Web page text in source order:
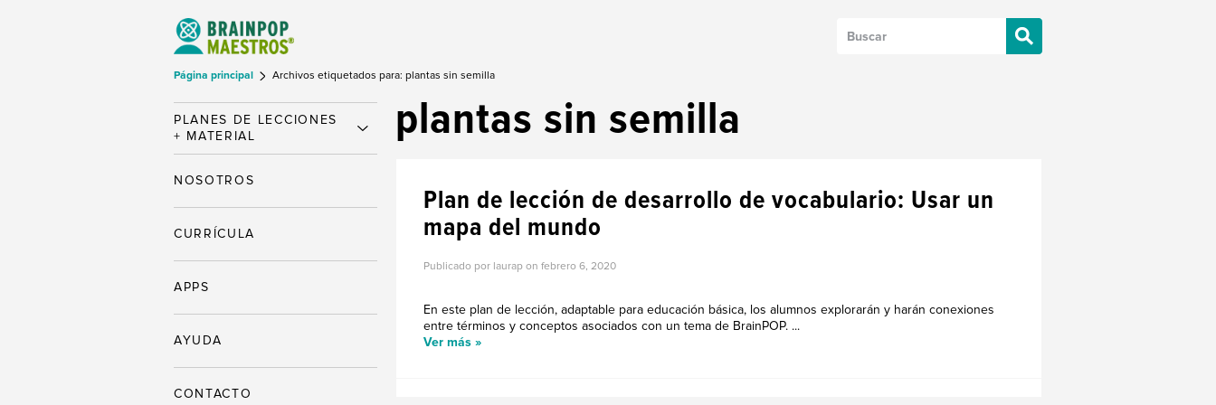
Página principal Archivos etiquetados para: plantas sin semilla
plantas sin semilla
Plan de lección de desarrollo de vocabulario: Usar un
mapa del mundo
Publicado por laurap on febrero 6, 2020
En este plan de lección, adaptable para educación básica, los alumnos explorarán y harán conexiones
entre términos y conceptos asociados con un tema de BrainPOP. ...
Ver más »
PLANES DE LECCIONES
+ MATERIAL
NOSOTROS
CURRÍCULA
APPS
AYUDA
CONTACTO